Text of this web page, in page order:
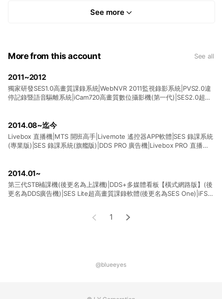
See more
More from this account See all
2011~2012
獨家研發SES1.0高畫質課錄系統|WebNVR 2011監視錄影系統|PVS2.0違
停記錄暨語音驅離系統|iCam720高畫質數位攝影機(第一代)|SES2.0超高
二代)|SES電子看板功能|Montage蒙太奇無失真快速剪輯軟體|
2014.08~迄今
Livebox 直播機|MTS 開班高手|Livemote 遙控器APP軟體|SES 錄課系統
(專業版)|SES 錄課系統(旗艦版)|DDS PRO 廣告機|Livebox PRO 直播
像分析追蹤軟體|Snap 螢幕錄影|iCamMax自動追蹤攝影機
2014.01~
第三代STB補課機(後更名為上課機)|DDS+多媒體看板【橫式網路版】(後
更名為DDS廣告機)|SES Lite超高畫質課錄軟體(後更名為SES One)|iFS自
體|SCT遠程控制【PC版】|SES超高畫質課錄系統【旗艦版】|SCT遠程控
1
@blueeyes